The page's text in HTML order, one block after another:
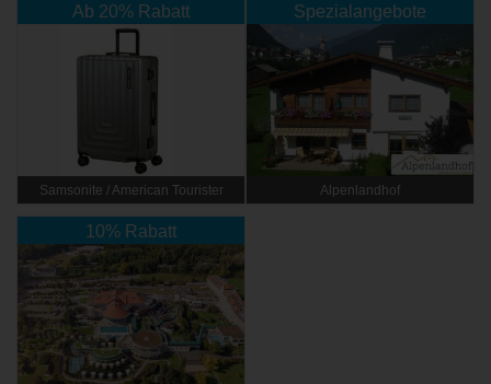
Ab 20% Rabatt
Samsonite / American Tourister
Spezialangebote
Alpenlandhof
10% Rabatt